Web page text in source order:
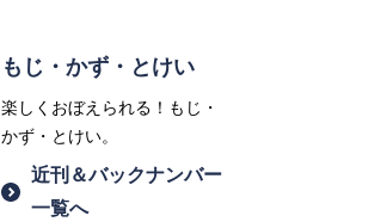
もじ・かず・とけい
楽しくおぼえられる！もじ・
かず・とけい。
近刊＆バックナンバー
一覧へ